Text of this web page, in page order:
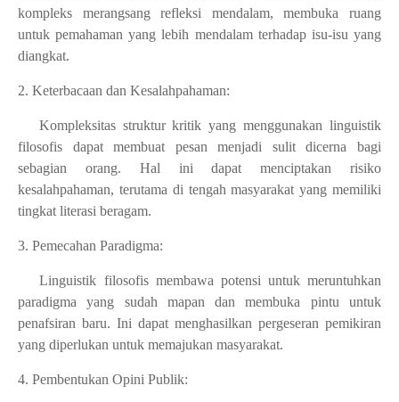
kompleks merangsang refleksi mendalam, membuka ruang
untuk pemahaman yang lebih mendalam terhadap isu-isu yang
diangkat.
2. Keterbacaan dan Kesalahpahaman:
Kompleksitas struktur kritik yang menggunakan linguistik
filosofis dapat membuat pesan menjadi sulit dicerna bagi
sebagian orang. Hal ini dapat menciptakan risiko
kesalahpahaman, terutama di tengah masyarakat yang memiliki
tingkat literasi beragam.
3. Pemecahan Paradigma:
Linguistik filosofis membawa potensi untuk meruntuhkan
paradigma yang sudah mapan dan membuka pintu untuk
penafsiran baru. Ini dapat menghasilkan pergeseran pemikiran
yang diperlukan untuk memajukan masyarakat.
4. Pembentukan Opini Publik: